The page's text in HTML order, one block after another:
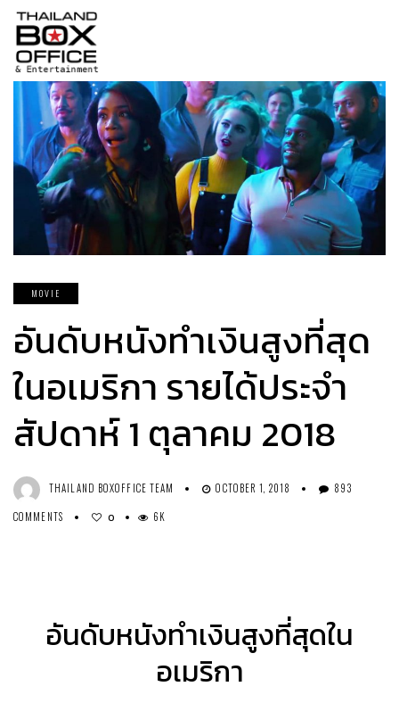
MOVIE
อันดับหนังทำเงินสูงที่สุด
ในอเมริกา รายได้ประจำ
สัปดาห์ 1 ตุลาคม 2018
THAILAND BOXOFFICE TEAM OCTOBER 1, 2018
893
COMMENTS
0 6K
อันดับหนังทำเงินสูงที่สุดใน
อเมริกา